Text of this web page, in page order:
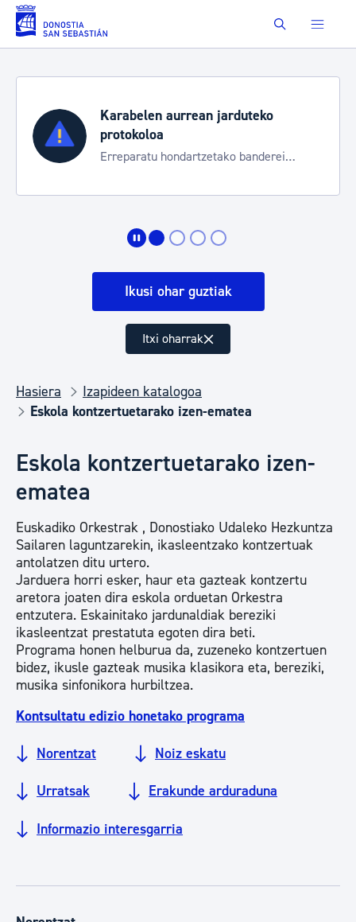
Eduki nagusira joan Buscar
Karabelen aurrean jarduteko
protokoloa
Erreparatu hondartzetako banderei
Ikusi ohar guztiak
Itxi oharrak
Hasiera
Izapideen katalogoa
Eskola kontzertuetarako izen-ematea
Eskola kontzertuetarako izen-
ematea
Euskadiko Orkestrak , Donostiako Udaleko Hezkuntza
Sailaren laguntzarekin, ikasleentzako kontzertuak
antolatzen ditu urtero.
Jarduera horri esker, haur eta gazteak kontzertu
aretora joaten dira eskola orduetan Orkestra
entzutera. Eskainitako jardunaldiak bereziki
ikasleentzat prestatuta egoten dira beti.
Programa honen helburua da, zuzeneko kontzertuen
bidez, ikusle gazteak musika klasikora eta, bereziki,
musika sinfonikora hurbiltzea.
Kontsultatu edizio honetako programa
Norentzat Noiz eskatu
Urratsak Erakunde arduraduna
Informazio interesgarria